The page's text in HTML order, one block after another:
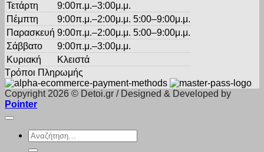
Τετάρτη
9:00π.μ.–3:00μ.μ.
Πέμπτη
9:00π.μ.–2:00μ.μ. 5:00–9:00μ.μ.
Παρασκευή 9:00π.μ.–2:00μ.μ. 5:00–9:00μ.μ.
Σάββατο
9:00π.μ.–3:00μ.μ.
Κυριακή
Κλειστά
Τρόποι Πληρωμής
Copyright 2026 © Detoi.gr / Designed & Developed by
Pointer
Αναζήτηση
για: